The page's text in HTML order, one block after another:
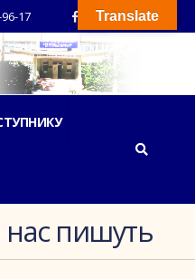
17
пишуть
Translate